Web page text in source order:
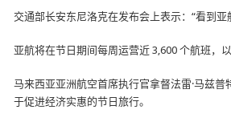
交通部长安东尼洛克在发布会上表示：“看到
亚航将在节日期间每周运营近 3,600 个航班，
马来西亚亚洲航空首席执行官拿督法雷·马兹
于促进经济实惠的节日旅行。